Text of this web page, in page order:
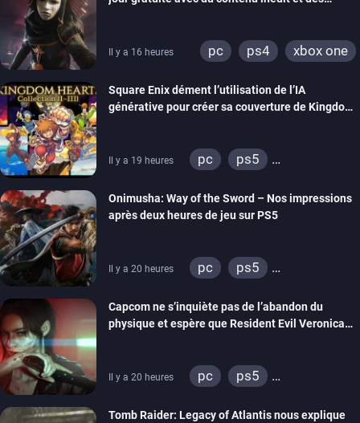
Il y a 16 heures pc ps4 xbox one
Square Enix dément l’utilisation de l’IA
générative pour créer sa couverture de Kingdom
Il y a 19 heures pc
ps5
Onimusha: Way of the Sword – Nos impressions
après deux heures de jeu sur PS5
Il y a 20 heures pc
ps5
Capcom ne s’inquiète pas de l’abandon du
physique et espère que Resident Evil Veronica
Il y a 20 heures pc
ps5
Tomb Raider: Legacy of Atlantis nous explique